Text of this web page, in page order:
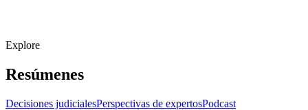
Explore
Resúmenes
Decisiones judicialesPerspectivas de expertosPodcast